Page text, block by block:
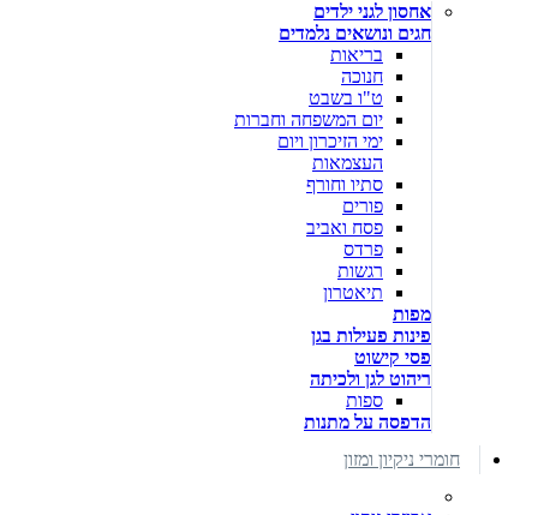
אחסון לגני ילדים
חגים ונושאים נלמדים
בריאות
חנוכה
ט"ו בשבט
יום המשפחה וחברות
ימי הזיכרון ויום
העצמאות
סתיו וחורף
פורים
פסח ואביב
פרדס
רגשות
תיאטרון
מפות
פינות פעילות בגן
פסי קישוט
ריהוט לגן ולכיתה
ספות
הדפסה על מתנות
חומרי ניקיון ומזון